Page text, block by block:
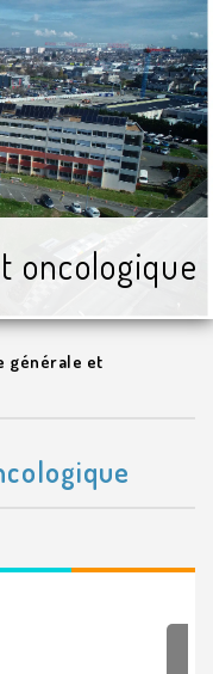
oncologique
générale et